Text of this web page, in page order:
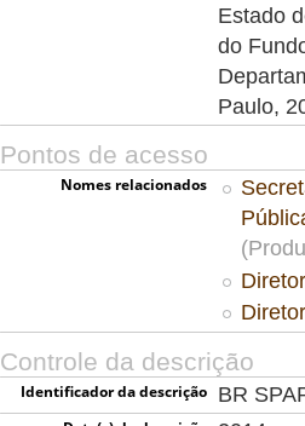
Estado
do
Paulo,
Pontos de acesso
Nomes relacionados
Controle da descrição
Identificador da descrição BR